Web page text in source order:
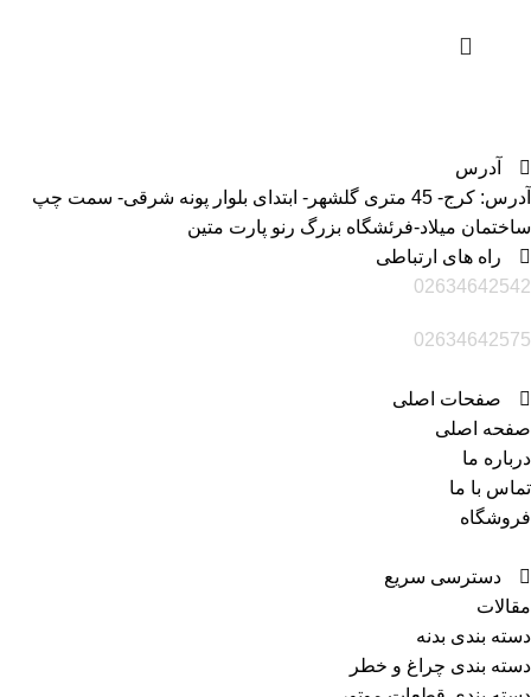
آدرس
آدرس: کرج- 45 متری گلشهر- ابتدای بلوار پونه شرقی- سمت چپ
ساختمان میلاد-فرئشگاه بزرگ رنو پارت متین
راه های ارتباطی
02634642542
02634642575
صفحات اصلی
صفحه اصلی
درباره ما
تماس با ما
فروشگاه
دسترسی سریع
مقالات
دسته بندی بدنه
دسته بندی چراغ و خطر